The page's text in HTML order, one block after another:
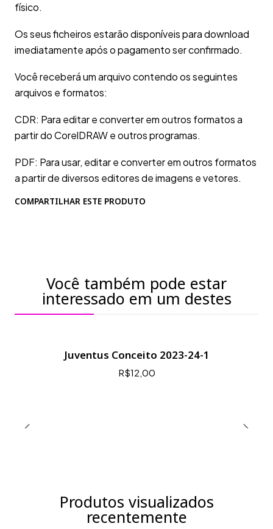
físico.
Os seus ficheiros estarão disponíveis para download
imediatamente após o pagamento ser confirmado.
Você receberá um arquivo contendo os seguintes
arquivos e formatos:
CDR: Para editar e converter em outros formatos a
partir do CorelDRAW e outros programas.
PDF: Para usar, editar e converter em outros formatos
a partir de diversos editores de imagens e vetores.
COMPARTILHAR ESTE PRODUTO
Você também pode estar
interessado em um destes
Juventus Conceito 2023-24-1
R$12,00
Produtos visualizados
recentemente